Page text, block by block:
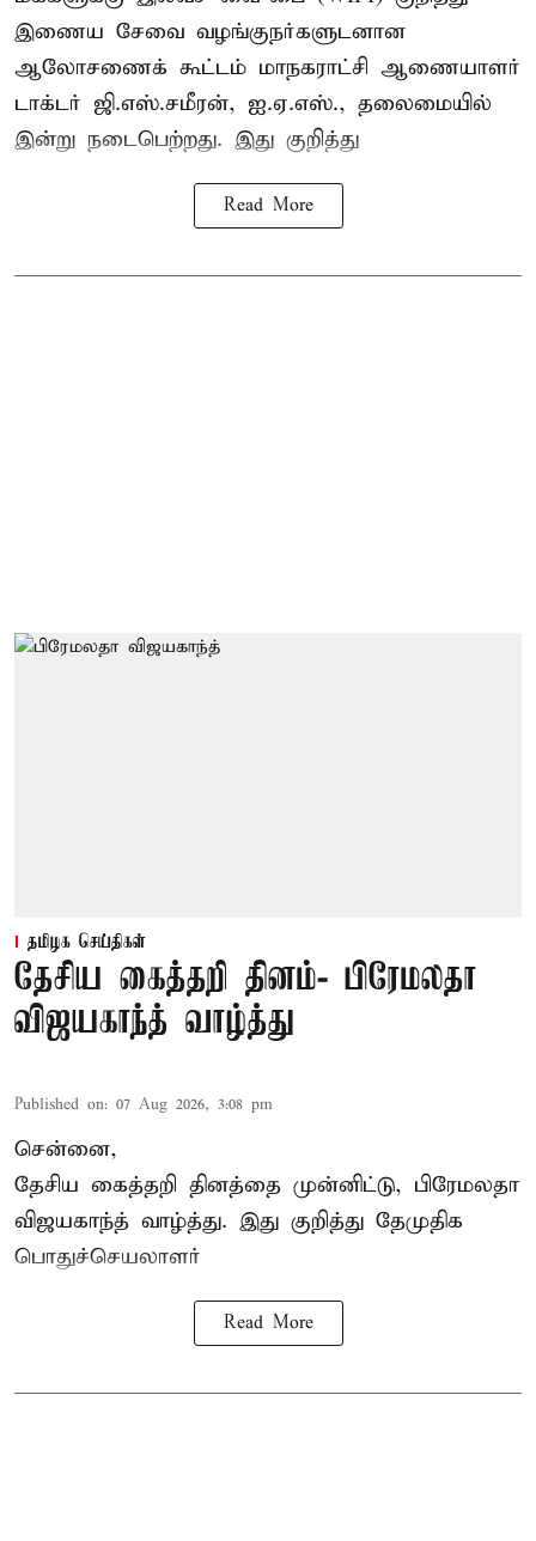
இணைய சேவை வழங்குநர்களுடனான
ஆலோசணைக் கூட்டம் மாநகராட்சி ஆணையாளர்
டாக்டர் ஜி.எஸ்.சமீரன், ஐ.ஏ.எஸ்., தலைமையில்
இன்று நடைபெற்றது. இது குறித்து
Read More
தமிழக செய்திகள்
தேசிய கைத்தறி தினம்- பிரேமலதா
விஜயகாந்த் வாழ்த்து
Published on: 07 Aug 2026, 3:08 pm
சென்னை,
தேசிய கைத்தறி தினத்தை முன்னிட்டு, பிரேமலதா
விஜயகாந்த் வாழ்த்து. இது குறித்து தேமுதிக
பொதுச்செயலாளர்
Read More